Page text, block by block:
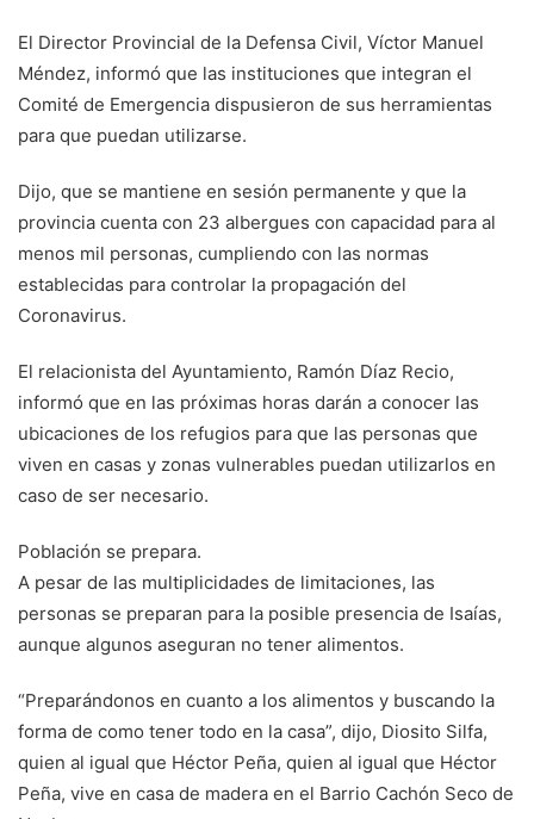
El Director Provincial de la Defensa Civil, Víctor Manuel
Méndez, informó que las instituciones que integran el
Comité de Emergencia dispusieron de sus herramientas
para que puedan utilizarse.
Dijo, que se mantiene en sesión permanente y que la
provincia cuenta con 23 albergues con capacidad para al
menos mil personas, cumpliendo con las normas
establecidas para controlar la propagación del
Coronavirus.
El relacionista del Ayuntamiento, Ramón Díaz Recio,
informó que en las próximas horas darán a conocer las
ubicaciones de los refugios para que las personas que
viven en casas y zonas vulnerables puedan utilizarlos en
caso de ser necesario.
Población se prepara.
A pesar de las multiplicidades de limitaciones, las
personas se preparan para la posible presencia de Isaías,
aunque algunos aseguran no tener alimentos.
“Preparándonos en cuanto a los alimentos y buscando la
forma de como tener todo en la casa”, dijo, Diosito Silfa,
quien al igual que Héctor Peña, quien al igual que Héctor
Peña, vive en casa de madera en el Barrio Cachón Seco de